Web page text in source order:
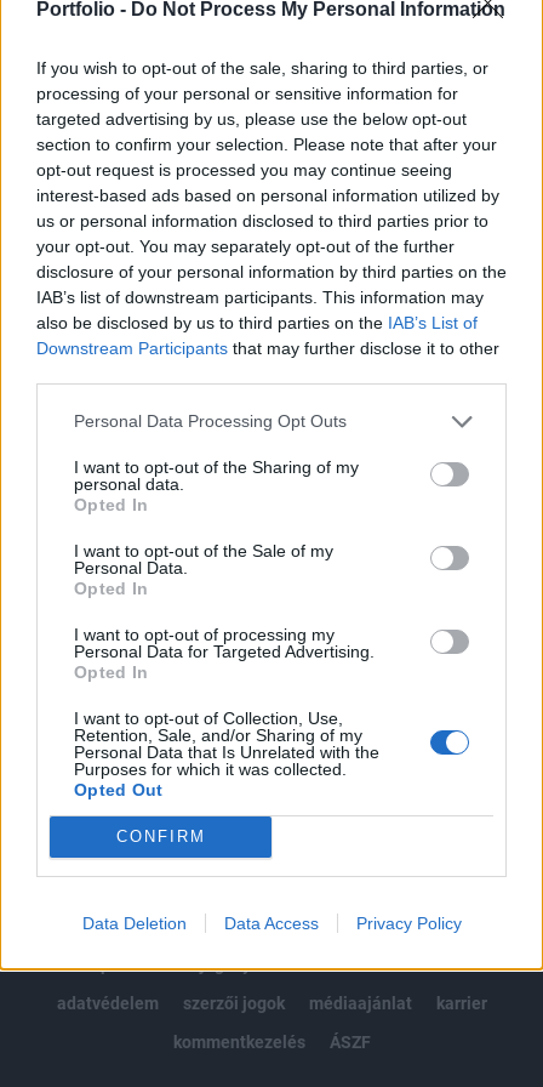
Portfolio - Do Not Process My Personal Information
If you wish to opt-out of the sale, sharing to third parties, or
processing of your personal or sensitive information for
targeted advertising by us, please use the below opt-out
section to confirm your selection. Please note that after your
opt-out request is processed you may continue seeing
interest-based ads based on personal information utilized by
us or personal information disclosed to third parties prior to
your opt-out. You may separately opt-out of the further
disclosure of your personal information by third parties on the
IAB’s list of downstream participants. This information may
also be disclosed by us to third parties on the IAB’s List of
Downstream Participants that may further disclose it to other
Personal Data Processing Opt Outs
I want to opt-out of the Sharing of my
personal data.
Opted In
I want to opt-out of the Sale of my
Personal Data.
Opted In
I want to opt-out of processing my
Personal Data for Targeted Advertising.
Opted In
I want to opt-out of Collection, Use,
Retention, Sale, and/or Sharing of my
Personal Data that Is Unrelated with the
Purposes for which it was collected.
Opted Out
CONFIRM
Data Deletion Data Access Privacy Policy
aranyvásárlás funkció is elérhetővé válik az appon
Banking Technology 2026Agentic AI, fintech harc és
digitális bankolás - Technológiai és üzleti deep dive banki
topvezetőkkel! November 10-én jön a Portfolio Banking
Technology, regisztráció és részletek itt!Információ és
jelentkezésA díjmentes, vagyis standard csomagot
használó felhasználók 1,5%-os tranzakciós díjért cserébe
vehetnek kriptót, májustól a díjat 2,5%-ra emeli...
KEDVES OLVASÓNK!
A keresett cikk a portfolio.hu hírarchívumához
tartozik, melynek olvasása előfizetéses
Az előfizetés a következőket tartalmazza:
Kötéslisták: BÉT elmúlt 2 év napon belüli
kötéslistái
Előfizetés
MÁR ELŐFIZETŐNK VAGY?BEJELENTKEZÉS
© 2026 Portfolio
impresszum
jogi nyilatkozat
süti beállítások
adatvédelem
szerzői jogok médiaajánlat
karrier
kommentkezelés
ÁSZF